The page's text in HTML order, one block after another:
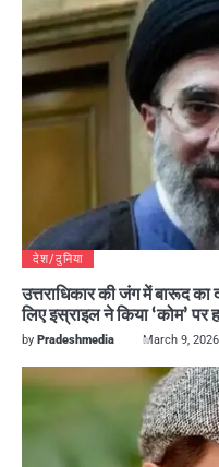
देश/दुनिया
उत्तराधिकार की जंग में बारूद
लिए इस्राइल ने किया ‘कोम’ पर
by Pradeshmedia March 9, 2026